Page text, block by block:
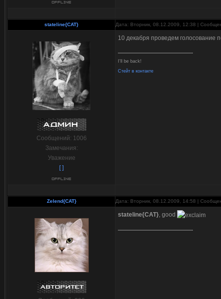
stateline{CAT} Дата: Вторник, 08.12.2009, 12:38 |
Сообщений: 1006
Замечания:
Уважение
[ ]
10 декабря проведем голосование
I'll be back!
Стейт в контакте
Zelend{CAT} Дата: Вторник, 08.12.2009, 14:58 |
stateline{CAT}, good